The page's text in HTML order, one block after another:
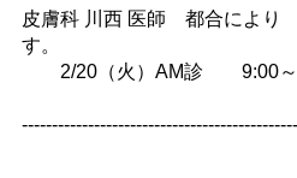
緊急･入
078-303-
転院･入院相談
皮膚科 川西 医師 都合により
す。
2/20（火）AM診 9:00